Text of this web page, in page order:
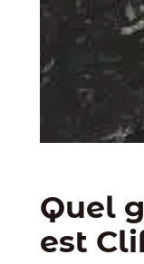
Quel
est